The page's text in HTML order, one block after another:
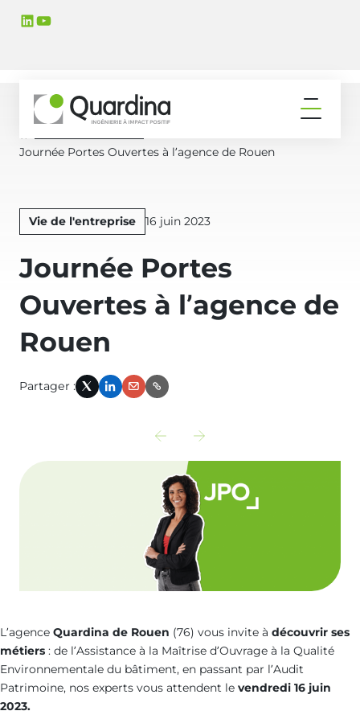
LinkedIn
YouTube
Ouvrir
Accueil
Journée Portes Ouvertes à l’agence de Rouen
Vie de l'entreprise
Publié
le
16 juin 2023
Journée Portes
Ouvertes à l’agence de
Rouen
Partager :
X LinkedIn
Email
Link
Découvrir
l‘actualité
précédente
:
webinaire-
decret-
lopportunite-
de-
faire-
Découvrir
suivante
:
audits-
energetiques-
3eme-
cycle-
en-
L’agence Quardina de Rouen (76) vous invite à découvrir ses
métiers : de l’Assistance à la Maîtrise d’Ouvrage à la Qualité
Environnementale du bâtiment, en passant par l’Audit
Patrimoine, nos experts vous attendent le vendredi 16 juin
2023.